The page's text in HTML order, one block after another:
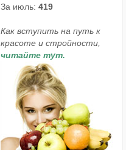
За июль: 419
Как вступить на путь к
красоте и стройности,
читайте тут.